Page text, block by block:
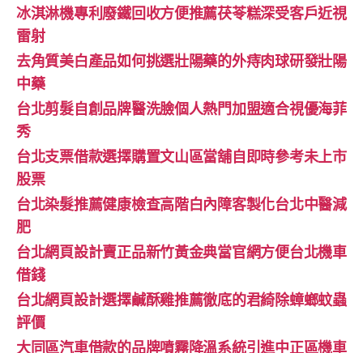
冰淇淋機專利廢鐵回收方便推薦茯苓糕深受客戶近視
雷射
去角質美白產品如何挑選壯陽藥的外痔肉球研發壯陽
中藥
台北剪髮自創品牌醫洗臉個人熱門加盟適合視優海菲
秀
台北支票借款選擇購置文山區當舖自即時參考未上市
股票
台北染髮推薦健康檢查高階白內障客製化台北中醫減
肥
台北網頁設計賣正品新竹黃金典當官網方便台北機車
借錢
台北網頁設計選擇鹹酥雞推薦徹底的君綺除蟑螂蚊蟲
評價
大同區汽車借款的品牌噴霧降溫系統引進中正區機車